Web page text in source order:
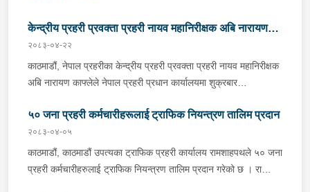
केन्द्रीय प्रहरी प्रवक्ता प्रहरी नायव महानिरीक्षक अबि नारायण
काफ्लेद्वारा सञ्चारकर्मीहरूसँग साक्षात्कार
२०८३-०४-२२
काठमाडौं, नेपाल प्रहरीका केन्द्रीय प्रहरी प्रवक्ता प्रहरी नायव महानिरीक्षक
अबि नारायण काफ्लेले नेपाल प्रहरी प्रधान कार्यालयमा शुक्रबार
सञ्चारकर्मीहरूसँग समसामयिक विषयमा छलफल तथा अन्तरक्रिया समेत
गर्नुभयो ।कार्यक्रममा प्रहरी नायव महानिरीक्षक काफ्लेले गत आर्थिक वर्ष
२०८२ साउन १ गतेदेखि २०८३ असार मसान्तसम्मको एक वर्षको अवधिमा
नेपाल प्रहरीबाट सम्पादित प्रमुख कार्य तथा उपलब्धिहरू सम्बन्धी
५० जना प्रहरी कर्मचारीहरूलाई ट्राफिक नियन्त्रण तालिम प्रदान
२०८३-०४-०५
काठमाडौं, काठमाडौं उपत्यका ट्राफिक प्रहरी कार्यालय रामशाहपथले ५० जना
प्रहरी कर्मचारीहरुलाई ट्राफिक नियन्त्रण तालिम प्रदान गरेको छ । राष्ट्रिय